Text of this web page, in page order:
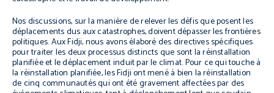
Nos discussions, sur la manière de relever les défis que posent les
déplacements dus aux catastrophes, doivent dépasser les frontières
politiques. Aux Fidji, nous avons élaboré des directives spécifiques
pour traiter les deux processus distincts que sont la réinstallation
planifiée et le déplacement induit par le climat. Pour ce qui touche à
la réinstallation planifiée, les Fidji ont mené à bien la réinstallation
de cinq communautés qui ont été gravement affectées par des